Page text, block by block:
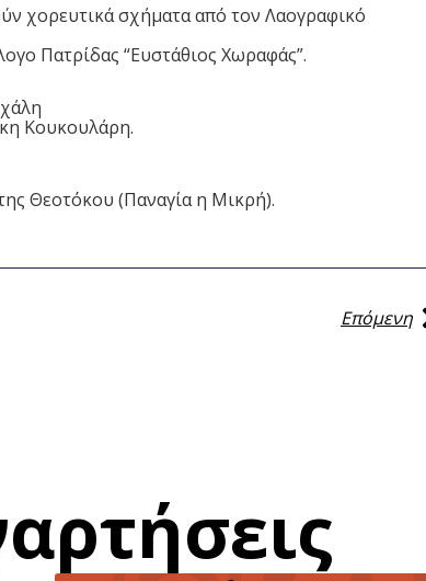
χορευτικά σχήματα από τον Λαογραφικό
Πατρίδας “Ευστάθιος Χωραφάς”.
Κουκουλάρη.
Θεοτόκου (Παναγία η Μικρή).
Επόμενη